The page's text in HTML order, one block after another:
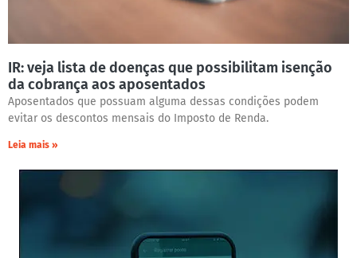
IR: veja lista de doenças que possibilitam isenção
da cobrança aos aposentados
Aposentados que possuam alguma dessas condições podem
evitar os descontos mensais do Imposto de Renda.
Leia mais »